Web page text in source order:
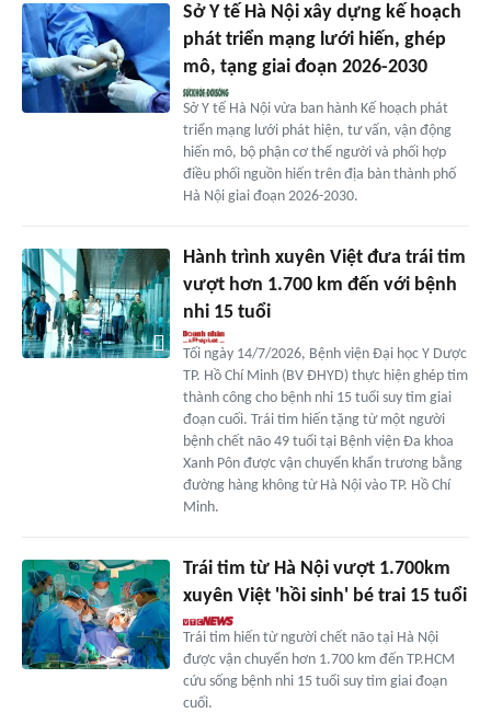
Sở Y tế Hà Nội xây dựng kế hoạch
phát triển mạng lưới hiến, ghép
mô, tạng giai đoạn 2026-2030
Sở Y tế Hà Nội vừa ban hành Kế hoạch phát
triển mạng lưới phát hiện, tư vấn, vận động
hiến mô, bộ phận cơ thể người và phối hợp
điều phối nguồn hiến trên địa bàn thành phố
Hà Nội giai đoạn 2026-2030.
Hành trình xuyên Việt đưa trái tim
vượt hơn 1.700 km đến với bệnh
nhi 15 tuổi
Tối ngày 14/7/2026, Bệnh viện Đại học Y Dược
TP. Hồ Chí Minh (BV ĐHYD) thực hiện ghép tim
thành công cho bệnh nhi 15 tuổi suy tim giai
đoạn cuối. Trái tim hiến tặng từ một người
bệnh chết não 49 tuổi tại Bệnh viện Đa khoa
Xanh Pôn được vận chuyển khẩn trương bằng
đường hàng không từ Hà Nội vào TP. Hồ Chí
Minh.
Trái tim từ Hà Nội vượt 1.700km
xuyên Việt 'hồi sinh' bé trai 15 tuổi
Trái tim hiến từ người chết não tại Hà Nội
được vận chuyển hơn 1.700 km đến TP.HCM
cứu sống bệnh nhi 15 tuổi suy tim giai đoạn
cuối.